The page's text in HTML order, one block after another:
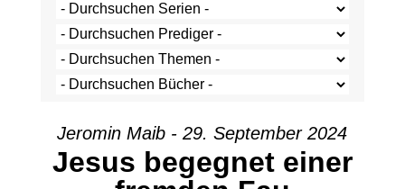
Jeromin Maib - 29. September 2024
Jesus begegnet einer